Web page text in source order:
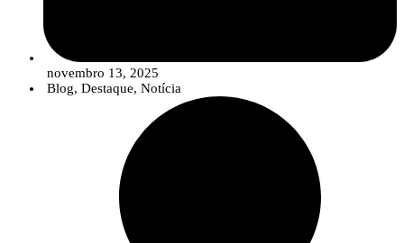
novembro 13, 2025
Blog, Destaque, Notícia